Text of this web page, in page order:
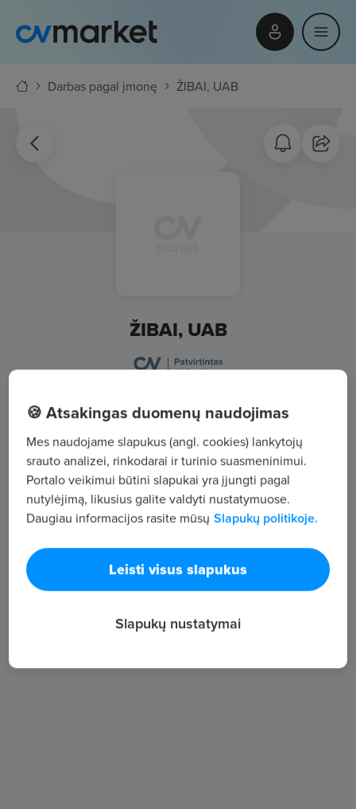
Darbas pagal įmonę ŽIBAI, UAB
ŽIBAI, UAB
Žiūrėti visus skelbimus
Įmonės aprašymas
59
Darbuotojų sk.
Vid. atlyginimas
🍪 Atsakingas duomenų naudojimas
Mes naudojame slapukus (angl. cookies) lankytojų
srauto analizei, rinkodarai ir turinio suasmeninimui.
Portalo veikimui būtini slapukai yra įjungti pagal
nutylėjimą, likusius galite valdyti nustatymuose.
Daugiau informacijos rasite mūsų Slapukų politikoje.
Leisti visus slapukus
Slapukų nustatymai